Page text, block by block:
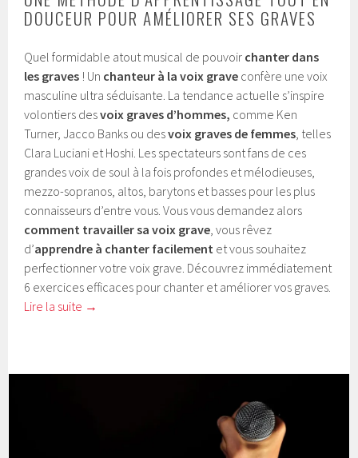
DOUCEUR POUR AMÉLIORER SES GRAVES
Quel formidable atout musical de pouvoir chanter dans
les graves ! Un chanteur à la voix grave confère une voix
masculine ultra séduisante. La tendance actuelle s’inspire
volontiers desvoix graves d’hommes, comme Ken
Turner, Jacco Banks ou desvoix graves de femmes, telles
Clara Luciani et Hoshi. Les spectateurs sont fans de ces
grandes voix de soul à la fois profondes et mélodieuses,
mezzo-sopranos, altos, barytons et basses pour les plus
connaisseurs d’entre vous. Vous vous demandez alors
comment travailler sa voix grave, vous rêvez
d’apprendre à chanter facilement et vous souhaitez
perfectionner votre voix grave. Découvrez immédiatement
6 exercices efficaces pour chanter et améliorer vos graves.
Lire la suite →